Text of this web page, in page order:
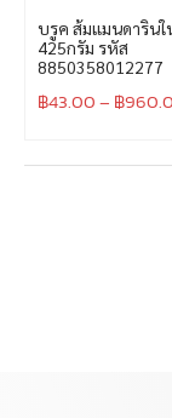
บรูค ส้มแมนดารินใ
425กรัม รหัส
8850358012277
฿43.00– ฿